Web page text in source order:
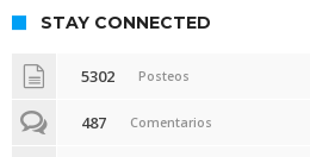
STAY CONNECTED
5302 Posteos
487 Comentarios